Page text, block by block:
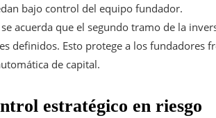
bajo control del equipo fundador.
acuerda que el segundo tramo de la
definidos. Esto protege a los fundadores
de capital.
estratégico en riesgo